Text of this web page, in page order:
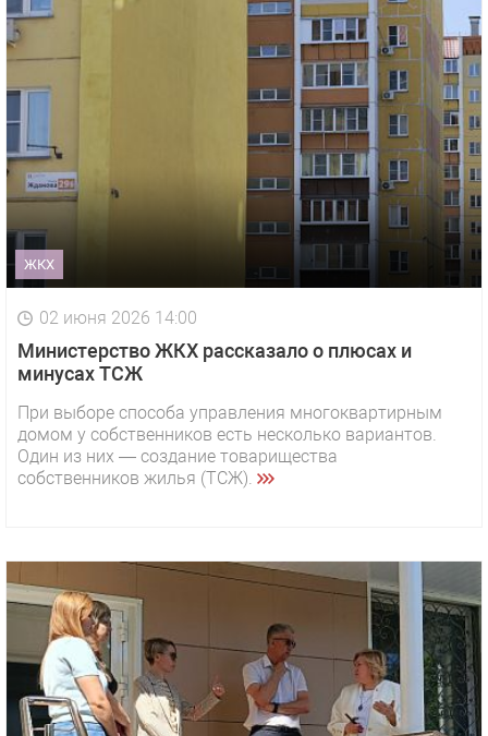
ЖКХ
02 июня 2026 14:00
Министерство ЖКХ рассказало о плюсах и
минусах ТСЖ
При выборе способа управления многоквартирным
домом у собственников есть несколько вариантов.
Один из них — создание товарищества
собственников жилья (ТСЖ).